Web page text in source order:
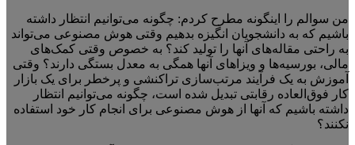
من سوالم را اینگونه مطرح کردم: چگونه می‌توانیم انتظار داشته
باشیم که به دانشجویان انگیزه بدهیم وقتی هوش مصنوعی می‌تواند
به راحتی مقاله‌های آنها را تولید کند؟ به خصوص وقتی کمک‌های
مالی، بورسیه‌ها و ویزاهای آنها همگی به معدل بستگی دارند؟ وقتی
آموزش به یک فرآیند مرتب‌سازی تراکنشی و پرخطر برای یک بازار
کار فوق‌العاده رقابتی تبدیل شده است، چگونه می‌توانیم انتظار
داشته باشیم که آنها از هوش مصنوعی برای انجام کار خود استفاده
نکنند؟